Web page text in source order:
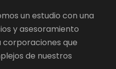
un estudio con una
y asesoramiento
que
de nuestros